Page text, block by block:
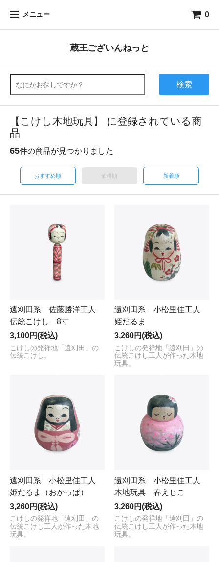
メニュー 0
蔵王ございんねっと
検索
【こけし木地玩具】 に登録されている商
品
65件の商品が見つかりました
おすすめ順 価格順 新着順
遠刈田系 佐藤勝洋工人
伝統こけし 8寸
3,100円(税込)
こけしの発祥地「遠刈田」の
伝統こけし。
遠刈田系 小松里佳工人
姫だるま
3,260円(税込)
こけしの発祥地「遠刈田」の
伝統こけし工人が作った木地
玩具。
遠刈田系 小松里佳工人
姫だるま（おかっぱ）
3,260円(税込)
こけしの発祥地「遠刈田」の
伝統こけし工人が作った木地
玩具。
遠刈田系 小松里佳工人
木地玩具 春えじこ
3,260円(税込)
こけしの発祥地「遠刈田」の
伝統こけし工人が作った木地
玩具。